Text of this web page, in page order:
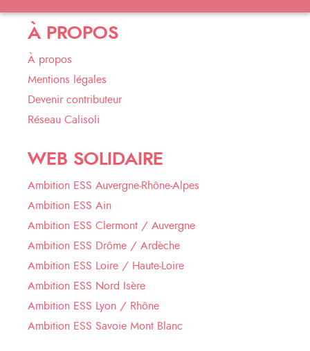
À PROPOS
À propos
Mentions légales
Devenir contributeur
Réseau Calisoli
WEB SOLIDAIRE
Ambition ESS Auvergne-Rhône-Alpes
Ambition ESS Ain
Ambition ESS Clermont / Auvergne
Ambition ESS Drôme / Ardèche
Ambition ESS Loire / Haute-Loire
Ambition ESS Nord Isère
Ambition ESS Lyon / Rhône
Ambition ESS Savoie Mont Blanc